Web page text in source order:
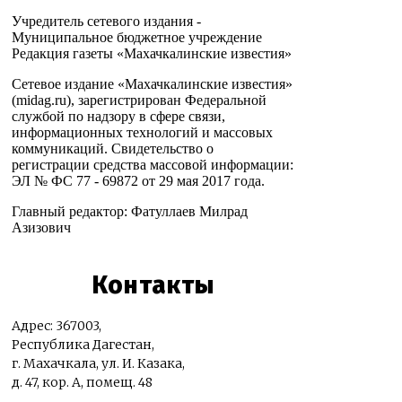
Учредитель сетевого издания -
Муниципальное бюджетное учреждение
Редакция газеты «Махачкалинские известия»
Сетевое издание «Махачкалинские известия»
(midag.ru), зарегистрирован Федеральной
службой по надзору в сфере связи,
информационных технологий и массовых
коммуникаций. Свидетельство о
регистрации средства массовой информации:
ЭЛ № ФС 77 - 69872 от 29 мая 2017 года.
Главный редактор: Фатуллаев Милрад
Азизович
Контакты
Адрес: 367003,
Республика Дагестан,
г. Махачкала, ул. И. Казака,
д. 47, кор. А, помещ. 48